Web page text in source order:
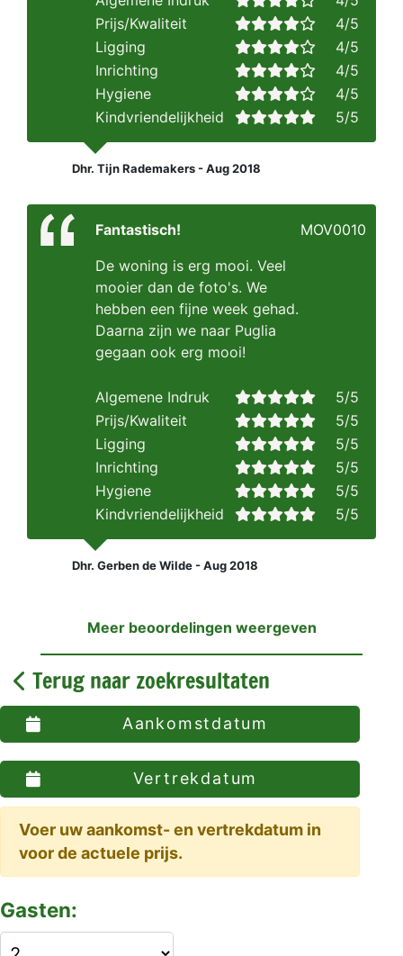
Prijs/Kwaliteit
4/5
Ligging
4/5
Inrichting
4/5
Hygiene
4/5
Kindvriendelijkheid
5/5
Dhr. Tijn Rademakers - Aug 2018
Fantastisch!
De woning is erg mooi. Veel
mooier dan de foto's. We
hebben een fijne week gehad.
Daarna zijn we naar Puglia
gegaan ook erg mooi!
MOV0010
Algemene Indruk
5/5
Prijs/Kwaliteit
5/5
Ligging
5/5
Inrichting
5/5
Hygiene
5/5
Kindvriendelijkheid
5/5
Dhr. Gerben de Wilde - Aug 2018
Meer beoordelingen weergeven
Terug naar zoekresultaten
Aankomstdatum
Vertrekdatum
Voer uw aankomst- en vertrekdatum in
voor de actuele prijs.
Gasten: